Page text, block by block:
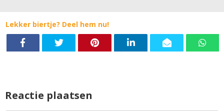
Lekker biertje? Deel hem nu!
Reactie plaatsen